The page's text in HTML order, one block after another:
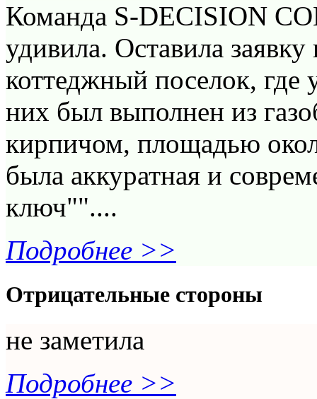
Команда S-DECISION
удивила. Оставила
коттеджный поселок, где
них был выполнен из
кирпичом, площадью
была аккуратная и
ключ""....
Подробнее >>
Отрицательные стороны
не заметила
Подробнее >>